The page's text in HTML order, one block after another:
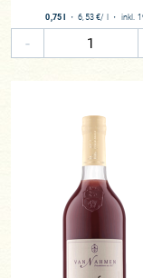
0,75 l ・6,53 €/ l ・ inkl.
-